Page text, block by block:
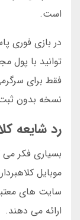
است.
در بازی فوری
توانید با پول
فقط برای
نسخه بدون
رد شایعه
بسیاری فکر می
موبایل
سایت های
ارائه می دهند.